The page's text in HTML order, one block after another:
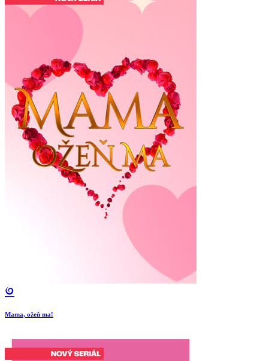
Mama, ožeň ma!